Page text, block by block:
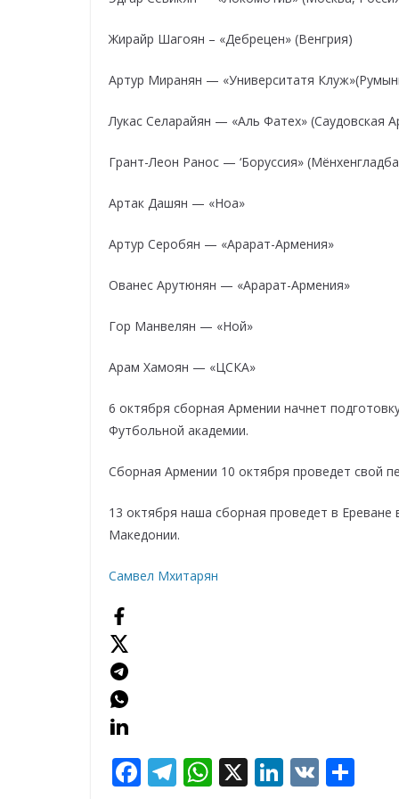
Жирайр Шагоян – «Дебрецен» (Венгрия)
Артур Миранян — «Университатя
Лукас Селарайян — «Аль Фатех» (Саудовская
Грант-Леон Ранос — ‘Боруссия»
Артак Дашян — «Ноа»
Артур Серобян — «Арарат-Армения»
Ованес Арутюнян — «Арарат-Армения»
Гор Манвелян — «Ной»
Арам Хамоян — «ЦСКА»
6 октября сборная Армении начнет
Футбольной академии.
Сборная Армении 10 октября проведет свой
13 октября наша сборная проведет в
Македонии.
Самвел Мхитарян
F T W X Li V